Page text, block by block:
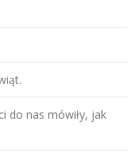
do nas mówiły, jak